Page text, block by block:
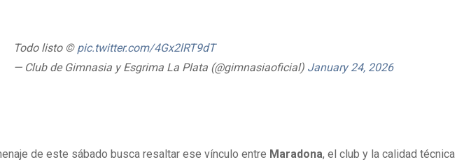
Todo listo ©️ pic.twitter.com/4Gx2lRT9dT
— Club de Gimnasia y Esgrima La Plata (@gimnasiaoficial) January 24, 2026
de este sábado busca resaltar ese vínculo entre Maradona, el club y la calidad técnica